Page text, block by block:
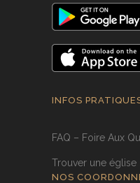
INFOS
FAQ – Foire Aux
Trouver une église
NOS